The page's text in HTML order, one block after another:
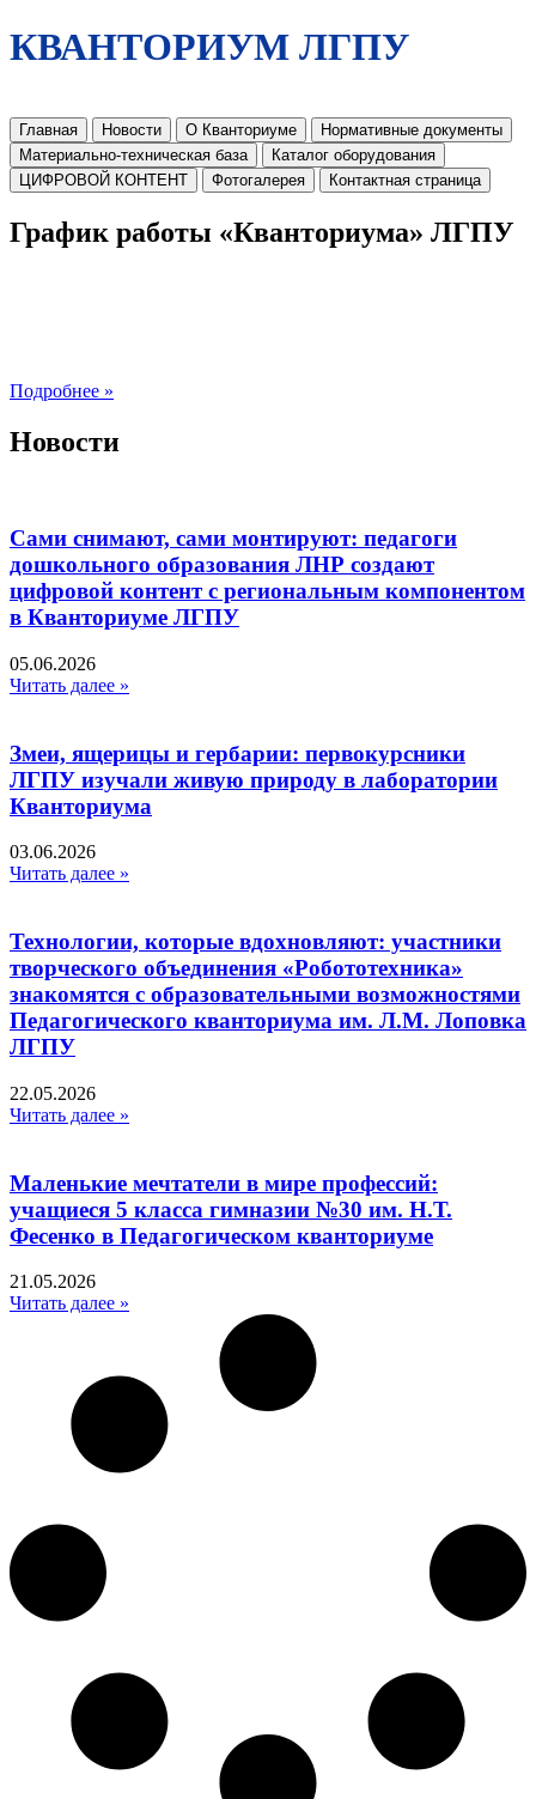
КВАНТОРИУМ ЛГПУ
Главная Новости О Кванториуме
Нормативные документы
Материально-техническая база
Каталог оборудования
ЦИФРОВОЙ КОНТЕНТ
Фотогалерея Контактная страница
График работы «Кванториума» ЛГПУ
Подробнее »
Новости
Сами снимают, сами монтируют: педагоги
дошкольного образования ЛНР создают
цифровой контент с региональным компонентом
в Кванториуме ЛГПУ​
05.06.2026
Читать далее »
Змеи, ящерицы и гербарии: первокурсники
ЛГПУ изучали живую природу в лаборатории
Кванториума
03.06.2026
Читать далее »
Технологии, которые вдохновляют: участники
творческого объединения «Робототехника»
знакомятся с образовательными возможностями
Педагогического кванториума им. Л.М. Лоповка
ЛГПУ
22.05.2026
Читать далее »
Маленькие мечтатели в мире профессий:
учащиеся 5 класса гимназии №30 им. Н.Т.
Фесенко в Педагогическом кванториуме
21.05.2026
Читать далее »